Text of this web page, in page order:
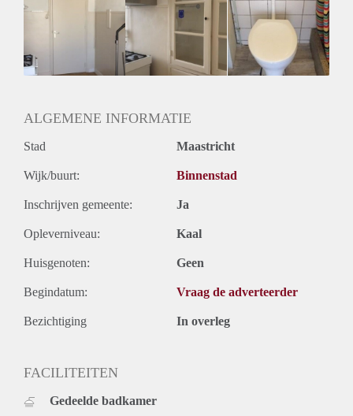
ALGEMENE INFORMATIE
Stad Maastricht
Wijk/buurt: Binnenstad
Inschrijven gemeente: Ja
Opleverniveau: Kaal
Huisgenoten: Geen
Begindatum: Vraag de adverteerder
Bezichtiging In overleg
FACILITEITEN
Gedeelde badkamer